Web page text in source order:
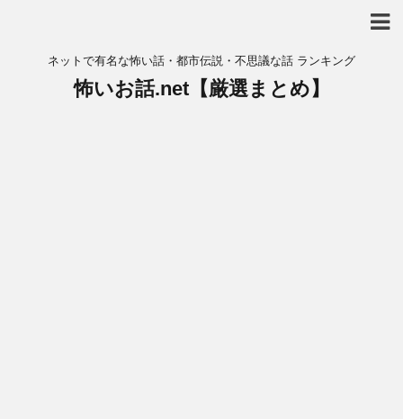
ネットで有名な怖い話・都市伝説・不思議な話 ランキング
怖いお話.net【厳選まとめ】